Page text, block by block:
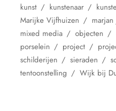
kunst
kunstenaar
Marijke Vijfhuizen
mixed media
objecten
porselein
project
schilderijen
sieraden
tentoonstelling
Wijk bij